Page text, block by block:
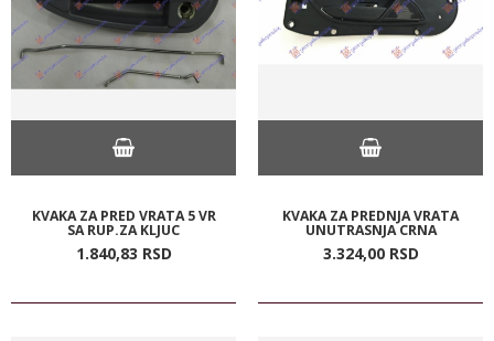
KVAKA ZA PRED VRATA 5 VR
SA RUP.ZA KLJUC
1.840,83 RSD
KVAKA ZA PREDNJA VRATA
UNUTRASNJA CRNA
3.324,00 RSD